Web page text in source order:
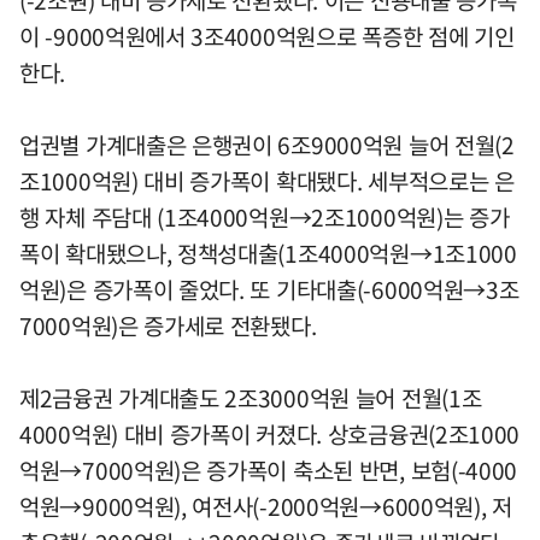
이 -9000억원에서 3조4000억원으로 폭증한 점에 기인
한다.
업권별 가계대출은 은행권이 6조9000억원 늘어 전월(2
조1000억원) 대비 증가폭이 확대됐다. 세부적으로는 은
행 자체 주담대 (1조4000억원→2조1000억원)는 증가
폭이 확대됐으나, 정책성대출(1조4000억원→1조1000
억원)은 증가폭이 줄었다. 또 기타대출(-6000억원→3조
7000억원)은 증가세로 전환됐다.
제2금융권 가계대출도 2조3000억원 늘어 전월(1조
4000억원) 대비 증가폭이 커졌다. 상호금융권(2조1000
억원→7000억원)은 증가폭이 축소된 반면, 보험(-4000
억원→9000억원), 여전사(-2000억원→6000억원), 저